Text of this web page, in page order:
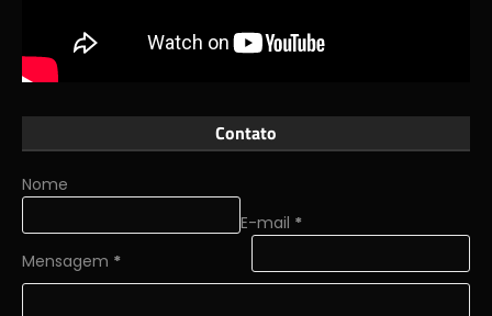
Contato
Nome
E-mail *
Mensagem *